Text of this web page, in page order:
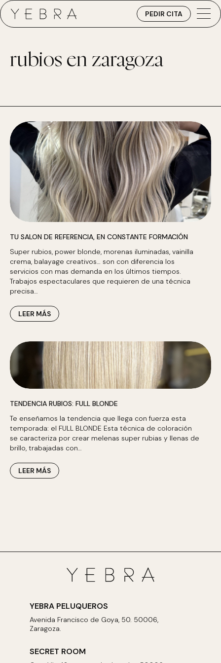
PEDIR CITA
rubios en zaragoza
TU SALON DE REFERENCIA, EN CONSTANTE FORMACIÓN
Super rubios, power blonde, morenas iluminadas, vainilla
crema, balayage creativos… son con diferencia los
servicios con mas demanda en los últimos tiempos.
Trabajos espectaculares que requieren de una técnica
precisa…
LEER MÁS
TENDENCIA RUBIOS: FULL BLONDE
Te enseñamos la tendencia que llega con fuerza esta
temporada: el FULL BLONDE Esta técnica de coloración
se caracteriza por crear melenas super rubias y llenas de
brillo, trabajadas con…
LEER MÁS
YEBRA PELUQUEROS
Avenida Francisco de Goya, 50. 50006,
Zaragoza.
SECRET ROOM